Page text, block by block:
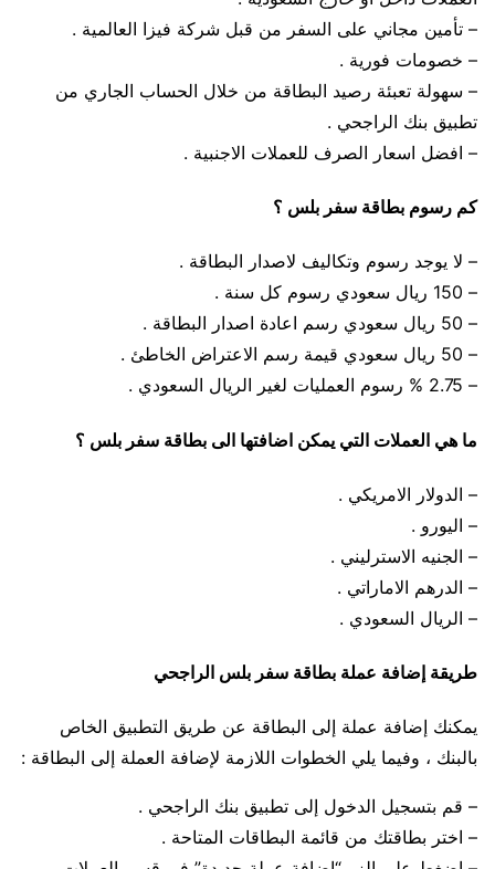
– تأمين مجاني على السفر من قبل شركة فيزا العالمية .
– خصومات فورية .
– سهولة تعبئة رصيد البطاقة من خلال الحساب الجاري من
تطبيق بنك الراجحي .
– افضل اسعار الصرف للعملات الاجنبية .
كم رسوم بطاقة سفر بلس ؟
– لا يوجد رسوم وتكاليف لاصدار البطاقة .
– 150 ريال سعودي رسوم كل سنة .
– 50 ريال سعودي رسم اعادة اصدار البطاقة .
– 50 ريال سعودي قيمة رسم الاعتراض الخاطئ .
– 2.75 % رسوم العمليات لغير الريال السعودي .
ما هي العملات التي يمكن اضافتها الى بطاقة سفر بلس ؟
– الدولار الامريكي .
– اليورو .
– الجنيه الاسترليني .
– الدرهم الاماراتي .
– الريال السعودي .
طريقة إضافة عملة بطاقة سفر بلس الراجحي
يمكنك إضافة عملة إلى البطاقة عن طريق التطبيق الخاص
بالبنك ، وفيما يلي الخطوات اللازمة لإضافة العملة إلى البطاقة :
– قم بتسجيل الدخول إلى تطبيق بنك الراجحي .
– اختر بطاقتك من قائمة البطاقات المتاحة .